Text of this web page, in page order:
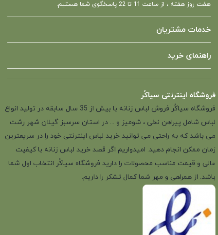
هفت روز هفته ، از ساعت 11 تا 22 پاسخگوی شما هستیم.
خدمات مشتریان
راهنمای خرید
فروشگاه اینترنتی سیاکُر
فروشگاه سیاکُر فروش لباس زنانه با بیش از 35 سال سابقه در تولید انواع
لباس شامل پیراهن نخی ، شومیز و ... در استان سرسبز گیلان شهر رشت
می باشد که به راحتی می توانید خرید لباس اینترنتی خود را در سریعترین
زمان ممکن انجام دهید. امیدواریم اگر قصد خرید لباس زنانه با کیفیت
عالی و قیمت مناسب محصولات را دارید فروشگاه سیاکُر انتخاب اول شما
باشد. از همراهی و مهر شما کمال تشکر را داریم.